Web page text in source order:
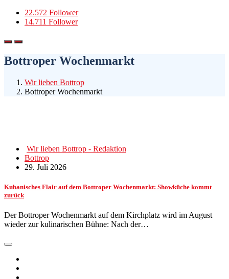
22.572 Follower
14.711 Follower
Bottroper Wochenmarkt
Wir lieben Bottrop
Bottroper Wochenmarkt
Wir lieben Bottrop - Redaktion
Bottrop
29. Juli 2026
Kubanisches Flair auf dem Bottroper Wochenmarkt: Showküche kommt
zurück
Der Bottroper Wochenmarkt auf dem Kirchplatz wird im August
wieder zur kulinarischen Bühne: Nach der…